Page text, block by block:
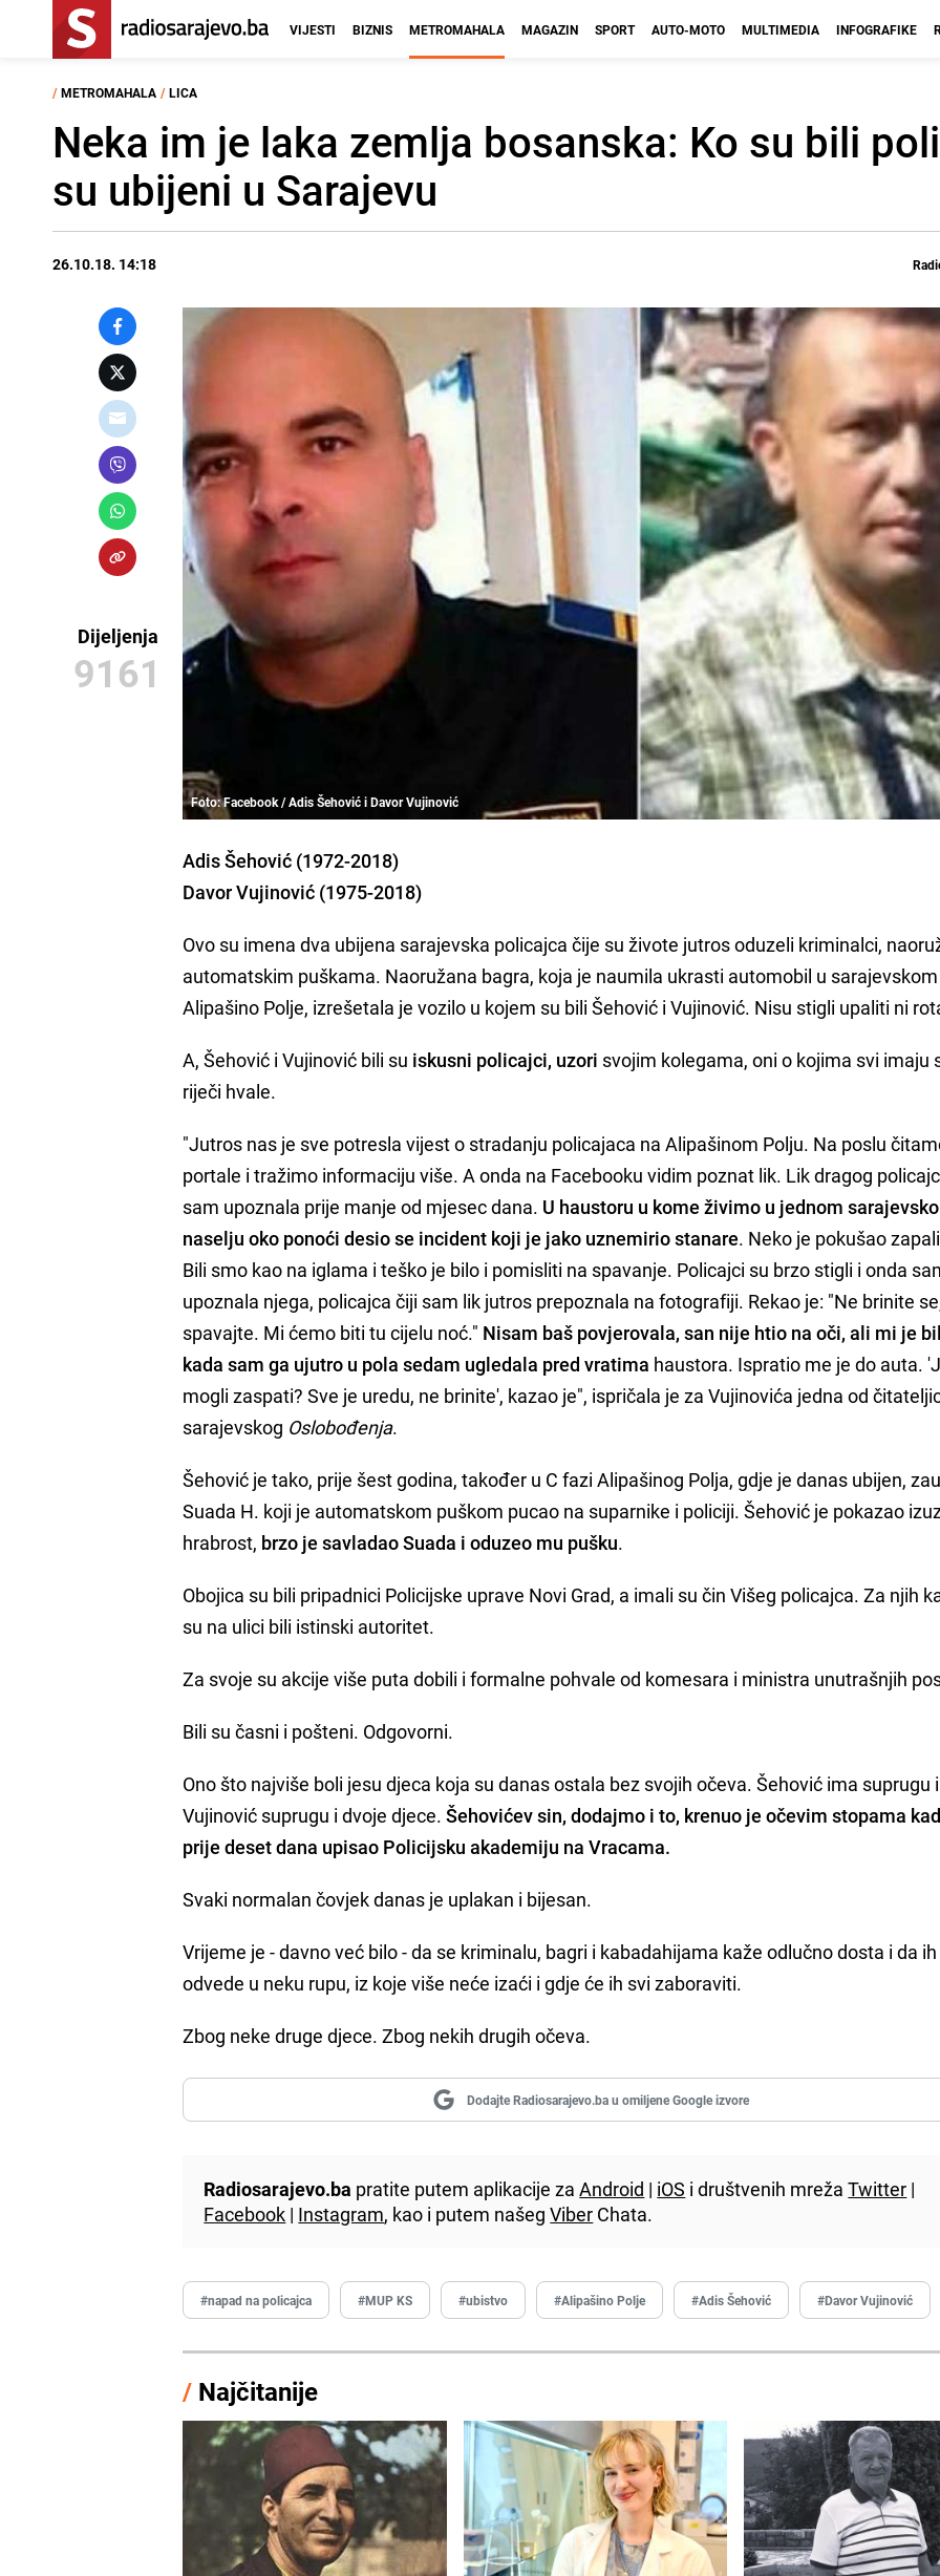
VIJESTI BIZNIS METROMAHALA MAGAZIN SPORT AUTO-MOTO MULTIMEDIA INFOGRAFIKE
/ METROMAHALA / LICA
Neka im je laka zemlja bosanska: Ko su bili
su ubijeni u Sarajevu
26.10.18. 14:18
Dijeljenja
9161
Foto: Facebook / Adis Šehović i Davor Vujinović
Adis Šehović (1972-2018)
Davor Vujinović (1975-2018)
Ovo su imena dva ubijena sarajevska policajca čije su živote jutros oduzeli kriminalci,
automatskim puškama. Naoružana bagra, koja je naumila ukrasti automobil u
Alipašino Polje, izrešetala je vozilo u kojem su bili Šehović i Vujinović. Nisu stigli upaliti ni
A, Šehović i Vujinović bili su iskusni policajci, uzori svojim kolegama, oni o kojima svi imaju
riječi hvale.
"Jutros nas je sve potresla vijest o stradanju policajaca na Alipašinom Polju. Na poslu
portale i tražimo informaciju više. A onda na Facebooku vidim poznat lik. Lik dragog
sam upoznala prije manje od mjesec dana. U haustoru u kome živimo u jednom
naselju oko ponoći desio se incident koji je jako uznemirio stanare. Neko je pokušao
Bili smo kao na iglama i teško je bilo i pomisliti na spavanje. Policajci su brzo stigli i onda
upoznala njega, policajca čiji sam lik jutros prepoznala na fotografiji. Rekao je: "Ne brinite
spavajte. Mi ćemo biti tu cijelu noć." Nisam baš povjerovala, san nije htio na oči, ali mi je
kada sam ga ujutro u pola sedam ugledala pred vratima haustora. Ispratio me je do auta.
mogli zaspati? Sve je uredu, ne brinite', kazao je", ispričala je za Vujinovića jedna od
sarajevskog Oslobođenja.
Šehović je tako, prije šest godina, također u C fazi Alipašinog Polja, gdje je danas ubijen,
Suada H. koji je automatskom puškom pucao na suparnike i policiji. Šehović je pokazao
hrabrost, brzo je savladao Suada i oduzeo mu pušku.
Obojica su bili pripadnici Policijske uprave Novi Grad, a imali su čin Višeg policajca. Za njih
su na ulici bili istinski autoritet.
Za svoje su akcije više puta dobili i formalne pohvale od komesara i ministra unutrašnjih
Bili su časni i pošteni. Odgovorni.
Ono što najviše boli jesu djeca koja su danas ostala bez svojih očeva. Šehović ima suprugu
Vujinović suprugu i dvoje djece.Šehovićev sin, dodajmo i to, krenuo je očevim stopama
prije deset dana upisao Policijsku akademiju na Vracama.
Svaki normalan čovjek danas je uplakan i bijesan.
Vrijeme je - davno već bilo - da se kriminalu, bagri i kabadahijama kaže odlučno dosta i da
odvede u neku rupu, iz koje više neće izaći i gdje će ih svi zaboraviti.
Zbog neke druge djece. Zbog nekih drugih očeva.
Dodajte Radiosarajevo.ba u omiljene Google izvore
Radiosarajevo.ba pratite putem aplikacije zaAndroid | iOS i društvenih mrežaTwitter |
Facebook | Instagram, kao i putem našegViber Chata.
#napad na policajca #MUP KS #ubistvo #Alipašino Polje #Adis Šehović #Davor Vujinović
/ Najčitanije